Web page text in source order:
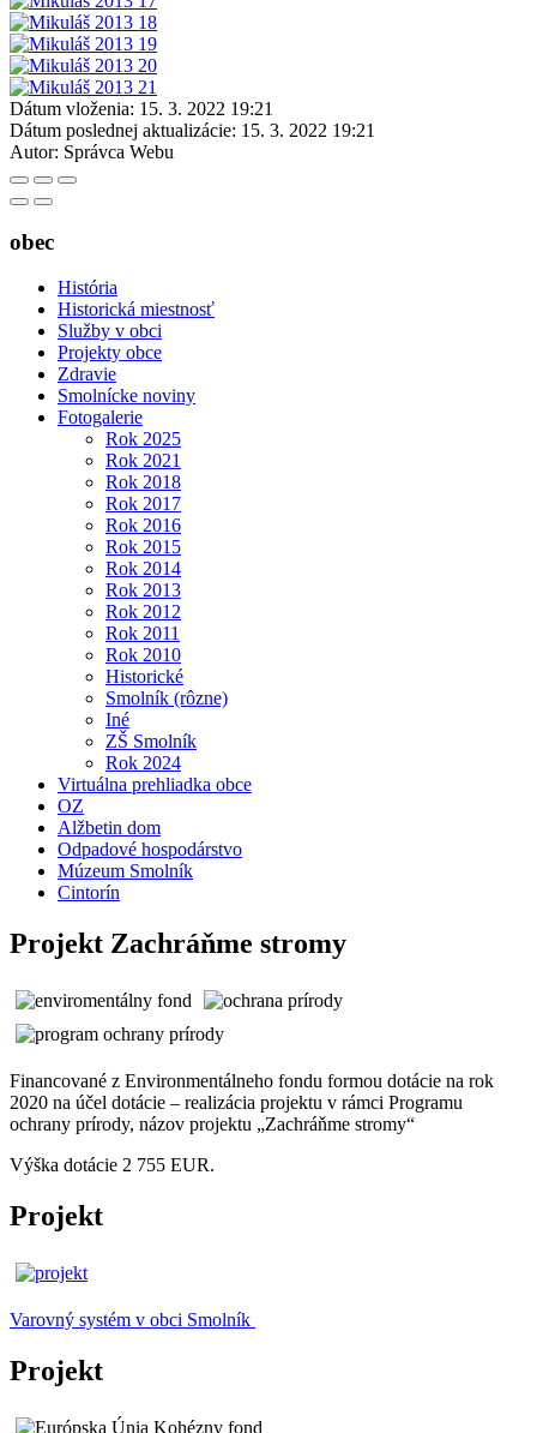
Dátum vloženia: 15. 3. 2022 19:21
Dátum poslednej aktualizácie: 15. 3. 2022 19:21
Autor: Správca Webu
obec
História
Historická miestnosť
Služby v obci
Projekty obce
Zdravie
Smolnícke noviny
Fotogalerie
Rok 2025
Rok 2021
Rok 2018
Rok 2017
Rok 2016
Rok 2015
Rok 2014
Rok 2013
Rok 2012
Rok 2011
Rok 2010
Historické
Smolník (rôzne)
Iné
ZŠ Smolník
Rok 2024
Virtuálna prehliadka obce
OZ
Alžbetin dom
Odpadové hospodárstvo
Múzeum Smolník
Cintorín
Projekt Zachráňme stromy
Financované z Environmentálneho fondu formou dotácie na rok
2020 na účel dotácie – realizácia projektu v rámci Programu
ochrany prírody, názov projektu „Zachráňme stromy“
Výška dotácie 2 755 EUR.
Projekt
Varovný systém v obci Smolník
Projekt